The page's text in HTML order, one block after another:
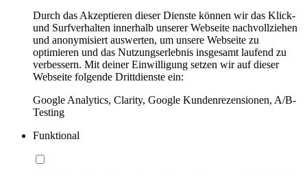
Durch das Akzeptieren dieser Dienste können wir das Klick-
und Surfverhalten innerhalb unserer Webseite nachvollziehen
und anonymisiert auswerten, um unsere Webseite zu
optimieren und das Nutzungserlebnis insgesamt laufend zu
verbessern. Mit deiner Einwilligung setzen wir auf dieser
Webseite folgende Drittdienste ein:
Google Analytics, Clarity, Google Kundenrezensionen, A/B-
Testing
Funktional